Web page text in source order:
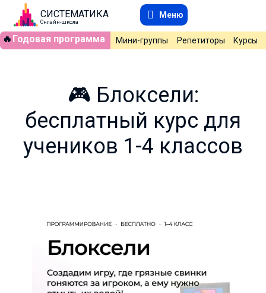
СИСТЕМАТИКА
Онлайн-школа
Меню
🔥 Годовая программа Мини-группы Репетиторы Курсы
🎮 Блоксели:
бесплатный курс для
учеников 1-4 классов